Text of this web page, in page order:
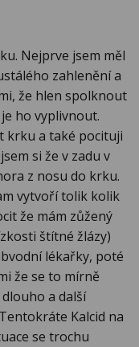
Nejprve jsem měl
zahlenění a
že hlen spolknout
ho vyplivnout.
krku a také pocituji
si že v zadu v
z nosu do krku.
vytvoří tolik kolik
že mám zůžený
štítné žlázy)
lékařky, poté
že se to mírně
a další
Kalcid na
se trochu